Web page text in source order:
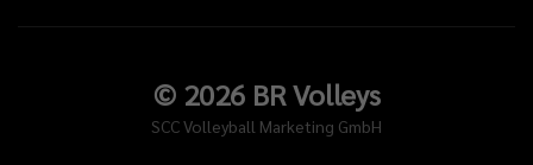
© 2026BR Volleys
SCC Volleyball Marketing GmbH